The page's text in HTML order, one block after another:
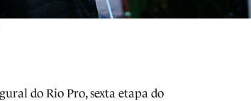
do Rio Pro, sexta etapa do